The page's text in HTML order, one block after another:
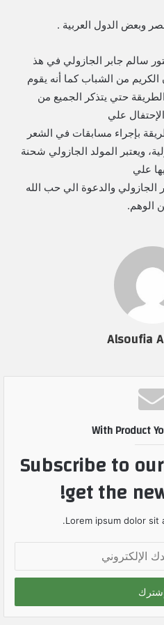
وبعض الدول العربية .
سالم جابر الجازولي في هذ
الكريم من الشباب كما أنه يقوم
حتي يتذكر الجميع من
علي
بإجراء مسابقات في الشعر
ويعتبر المولد الجازولي شحنة
علي
الجازولي والدعوة الي حب الله
الوهم.
Alsoufia
With Product
Subscribe to
get the
Lorem ipsum dolor sit